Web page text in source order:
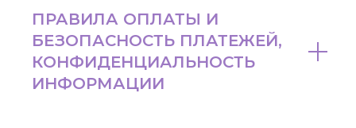
ПРАВИЛА ОПЛАТЫ И
БЕЗОПАСНОСТЬ ПЛАТЕЖЕЙ,
КОНФИДЕНЦИАЛЬНОСТЬ
ИНФОРМАЦИИ